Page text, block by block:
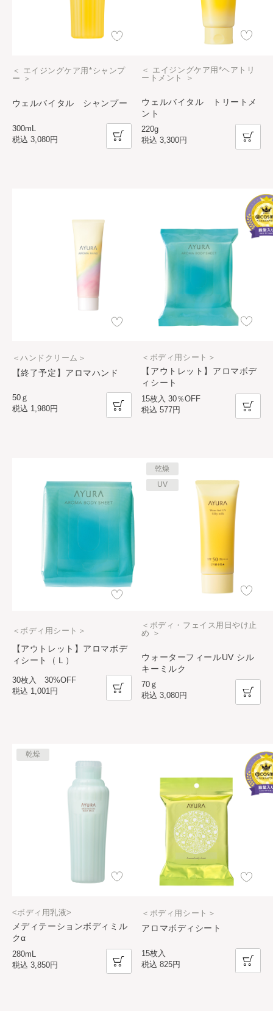
ウェルバイタル シャンプー
＜ エイジングケア用*シャンプ
ー ＞
300mL
税込 3,080円
ウェルバイタル トリートメ
ント
＜ エイジングケア用*ヘアトリ
ートメント ＞
220g
税込3,300円
【終了予定】アロマハンド
＜ハンドクリーム＞
50ｇ
税込 1,980円
【アウトレット】アロマボデ
ィシート
＜ボディ用シート＞
15枚入 30％OFF
税込577円
【アウトレット】アロマボデ
ィシート（Ｌ）
＜ボディ用シート＞
30枚入 30%OFF
税込 1,001円
ウォーターフィールUV シル
キーミルク
乾燥
UV
＜ボディ・フェイス用日やけ止
め ＞
70ｇ
税込3,080円
メディテーションボディミル
クα
乾燥
<ボディ用乳液>
280mL
税込 3,850円
アロマボディシート
＜ボディ用シート＞
15枚入
税込825円